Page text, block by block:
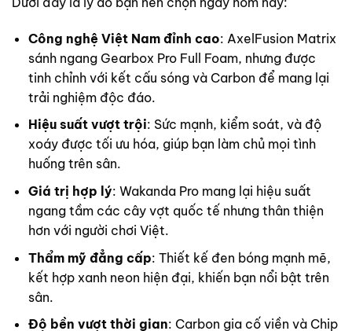
Công nghệ Việt Nam đỉnh cao: AxelFusion Matrix
sánh ngang Gearbox Pro Full Foam, nhưng được
tinh chỉnh với kết cấu sóng và Carbon để mang lại
trải nghiệm độc đáo.
Hiệu suất vượt trội: Sức mạnh, kiểm soát, và độ
xoáy được tối ưu hóa, giúp bạn làm chủ mọi tình
huống trên sân.
Giá trị hợp lý: Wakanda Pro mang lại hiệu suất
ngang tầm các cây vợt quốc tế nhưng thân thiện
hơn với người chơi Việt.
Thẩm mỹ đẳng cấp: Thiết kế đen bóng mạnh mẽ,
kết hợp xanh neon hiện đại, khiến bạn nổi bật trên
sân.
Độ bền vượt thời gian: Carbon gia cố viền và Chip